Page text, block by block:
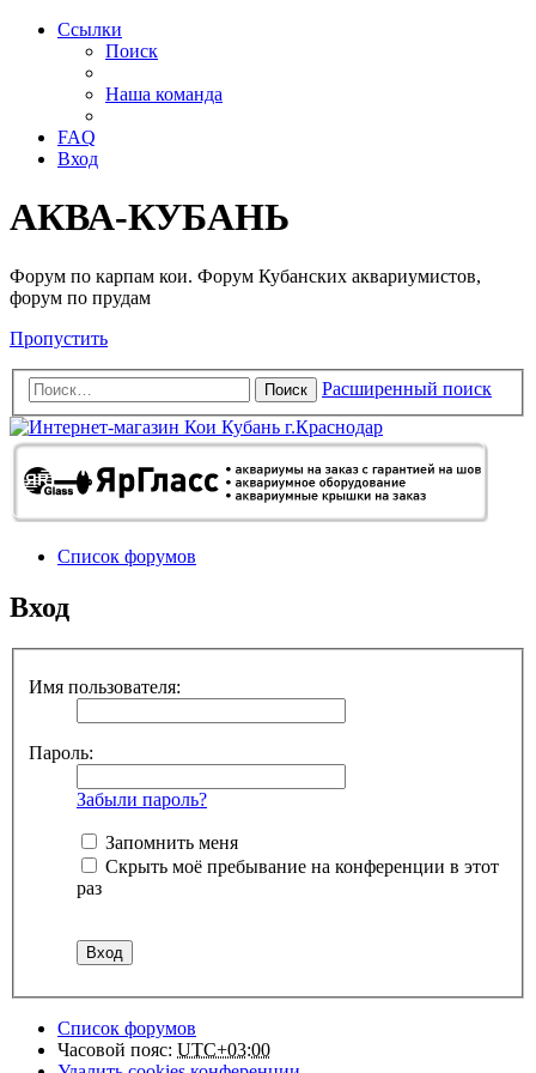
Ссылки
Поиск
Наша команда
FAQ
Вход
АКВА-КУБАНЬ
Форум по карпам кои. Форум Кубанских аквариумистов,
форум по прудам
Пропустить
Поиск Расширенный поиск
Список форумов
Вход
Имя пользователя:
Пароль:
Забыли пароль?
Запомнить меня
Скрыть моё пребывание на конференции в этот
раз
Список форумов
Часовой пояс: UTC+03:00